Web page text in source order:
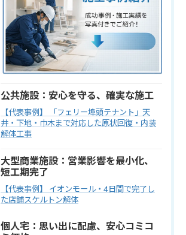
公共施設：安心を守る、確実な施工
【代表事例】 「フェリー埠頭テナント」天
井・下地・巾木まで対応した原状回復・内装
解体工事
大型商業施設：営業影響を最小化、
短工期完了
【代表事例】 イオンモール・4日間で完了し
た店舗スケルトン解体
個人宅：思い出に配慮、安心コミコ